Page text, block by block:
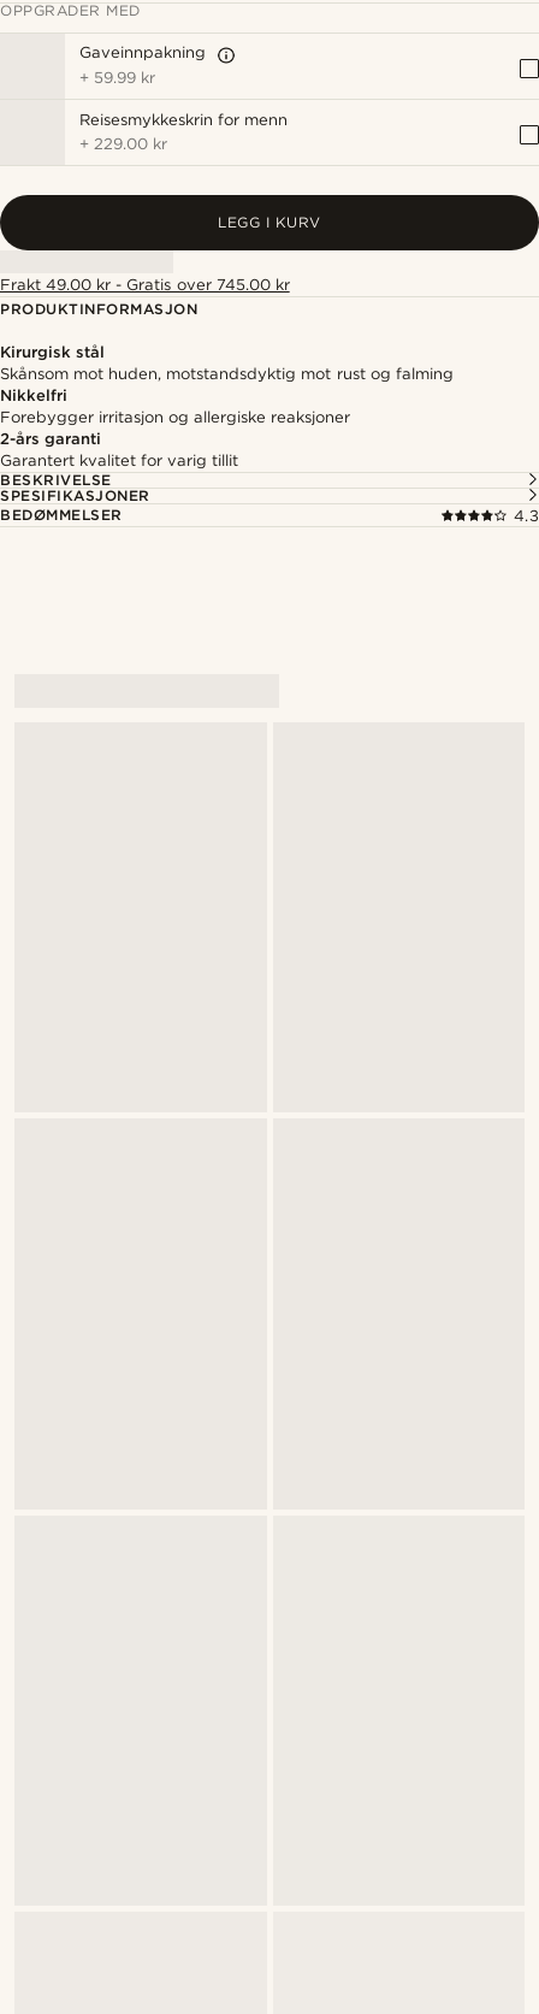
OPPGRADER MED
Gaveinnpakning
+ 59.99 kr
Reisesmykkeskrin for menn
+ 229.00 kr
LEGG I KURV
Frakt 49.00 kr - Gratis over 745.00 kr
PRODUKTINFORMASJON
Kirurgisk stål
Skånsom mot huden, motstandsdyktig mot rust og falming
Nikkelfri
Forebygger irritasjon og allergiske reaksjoner
2-års garanti
Garantert kvalitet for varig tillit
BESKRIVELSE
SPESIFIKASJONER
BEDØMMELSER
4.3